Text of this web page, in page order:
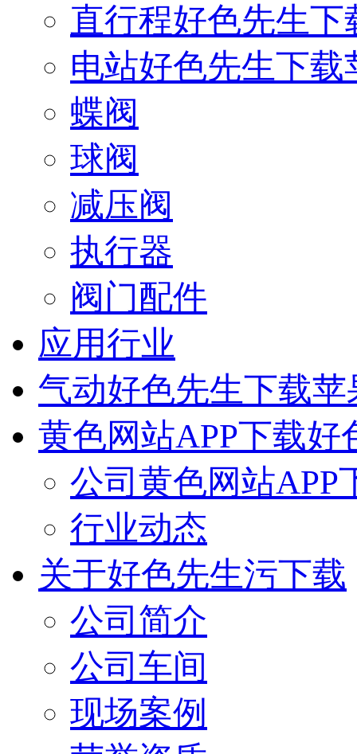
直行程好色先生
电站好色先生下
蝶阀
球阀
减压阀
执行器
阀门配件
应用行业
气动好色先生下载
黄色网站APP下载好
公司黄色网站APP
行业动态
关于好色先生污下载
公司简介
公司车间
现场案例